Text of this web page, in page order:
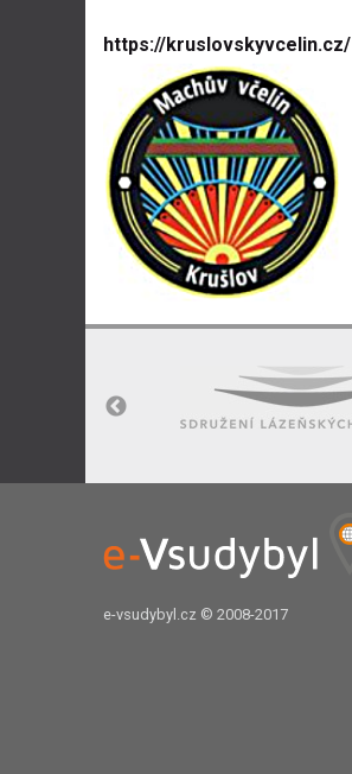
https://kruslovskyvcelin.cz/
e-vsudybyl.cz © 2008-2017